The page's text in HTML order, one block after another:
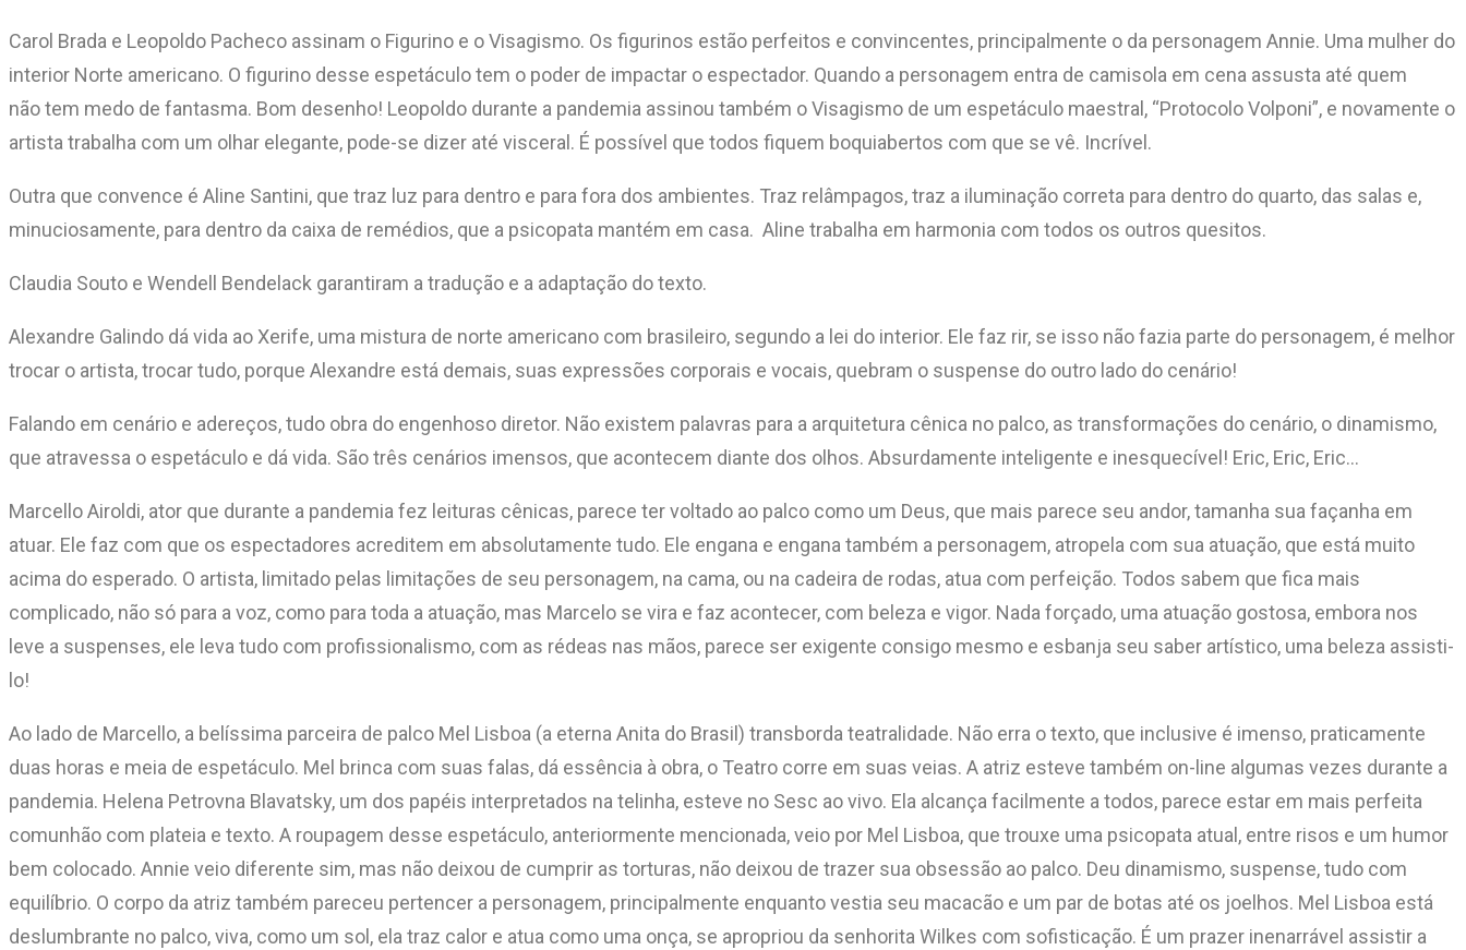
Carol Brada e Leopoldo Pacheco assinam o Figurino e o Visagismo. Os figurinos estão perfeitos e convincentes, principalmente o da personagem Annie. Uma mulher do
interior Norte americano. O figurino desse espetáculo tem o poder de impactar o espectador. Quando a personagem entra de camisola em cena assusta até quem
não tem medo de fantasma. Bom desenho! Leopoldo durante a pandemia assinou também o Visagismo de um espetáculo maestral, “Protocolo Volponi”, e novamente o
artista trabalha com um olhar elegante, pode-se dizer até visceral. É possível que todos fiquem boquiabertos com que se vê. Incrível.
Outra que convence é Aline Santini, que traz luz para dentro e para fora dos ambientes. Traz relâmpagos, traz a iluminação correta para dentro do quarto, das salas e,
minuciosamente, para dentro da caixa de remédios, que a psicopata mantém em casa. Aline trabalha em harmonia com todos os outros quesitos.
Claudia Souto e Wendell Bendelack garantiram a tradução e a adaptação do texto.
Alexandre Galindo dá vida ao Xerife, uma mistura de norte americano com brasileiro, segundo a lei do interior. Ele faz rir, se isso não fazia parte do personagem, é melhor
trocar o artista, trocar tudo, porque Alexandre está demais, suas expressões corporais e vocais, quebram o suspense do outro lado do cenário!
Falando em cenário e adereços, tudo obra do engenhoso diretor. Não existem palavras para a arquitetura cênica no palco, as transformações do cenário, o dinamismo,
que atravessa o espetáculo e dá vida. São três cenários imensos, que acontecem diante dos olhos. Absurdamente inteligente e inesquecível! Eric, Eric, Eric…
Marcello Airoldi, ator que durante a pandemia fez leituras cênicas, parece ter voltado ao palco como um Deus, que mais parece seu andor, tamanha sua façanha em
atuar. Ele faz com que os espectadores acreditem em absolutamente tudo. Ele engana e engana também a personagem, atropela com sua atuação, que está muito
acima do esperado. O artista, limitado pelas limitações de seu personagem, na cama, ou na cadeira de rodas, atua com perfeição. Todos sabem que fica mais
complicado, não só para a voz, como para toda a atuação, mas Marcelo se vira e faz acontecer, com beleza e vigor. Nada forçado, uma atuação gostosa, embora nos
leve a suspenses, ele leva tudo com profissionalismo, com as rédeas nas mãos, parece ser exigente consigo mesmo e esbanja seu saber artístico, uma beleza assisti-
lo!
Ao lado de Marcello, a belíssima parceira de palco Mel Lisboa (a eterna Anita do Brasil) transborda teatralidade. Não erra o texto, que inclusive é imenso, praticamente
duas horas e meia de espetáculo. Mel brinca com suas falas, dá essência à obra, o Teatro corre em suas veias. A atriz esteve também on-line algumas vezes durante a
pandemia. Helena Petrovna Blavatsky, um dos papéis interpretados na telinha, esteve no Sesc ao vivo. Ela alcança facilmente a todos, parece estar em mais perfeita
comunhão com plateia e texto. A roupagem desse espetáculo, anteriormente mencionada, veio por Mel Lisboa, que trouxe uma psicopata atual, entre risos e um humor
bem colocado. Annie veio diferente sim, mas não deixou de cumprir as torturas, não deixou de trazer sua obsessão ao palco. Deu dinamismo, suspense, tudo com
equilíbrio. O corpo da atriz também pareceu pertencer a personagem, principalmente enquanto vestia seu macacão e um par de botas até os joelhos. Mel Lisboa está
deslumbrante no palco, viva, como um sol, ela traz calor e atua como uma onça, se apropriou da senhorita Wilkes com sofisticação. É um prazer inenarrável assistir a